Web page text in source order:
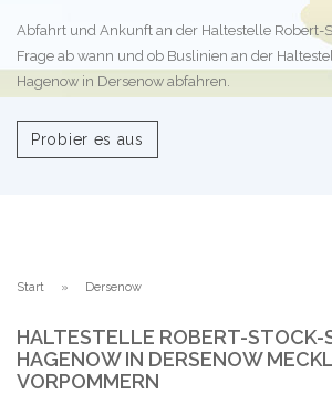
Abfahrt und Ankunft an der Haltestelle Robert-
Frage ab wann und ob Buslinien an der
Hagenow in Dersenow abfahren.
Probier es aus
Start Dersenow
HALTESTELLE ROBERT-STOCK-
HAGENOW IN DERSENOW
VORPOMMERN